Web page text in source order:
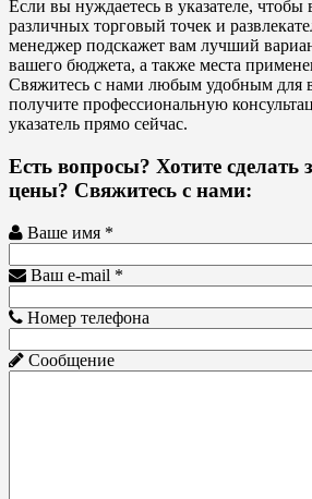
Если вы нуждаетесь в указателе, чтобы
различных торговый точек и
менеджер подскажет вам лучший
вашего бюджета, а также места
Свяжитесь с нами любым удобным для
получите профессиональную
указатель прямо сейчас.
Есть вопросы? Хотите сделать
цены? Свяжитесь с нами:
Ваше имя *
Ваш e-mail *
Номер телефона
Сообщение